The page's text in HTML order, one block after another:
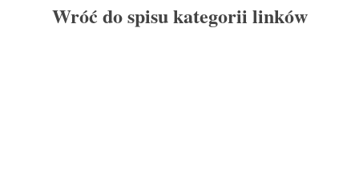
Wróć do spisu kategorii linków